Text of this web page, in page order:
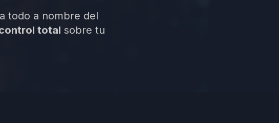
todo a nombre del
total sobre tu